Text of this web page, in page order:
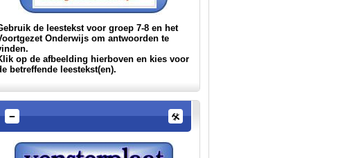
de leestekst voor groep 7-8 en het
Onderwijs om antwoorden te
op de afbeelding hierboven en kies voor
betreffende leestekst(en).